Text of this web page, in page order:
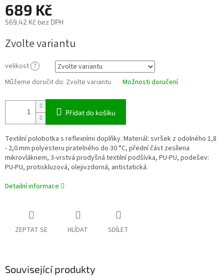
689 Kč
569,42 Kč bez DPH
cena:
Zvolte variantu
velikost ?
Můžeme doručit do: Zvolte variantu Možnosti doručení
Přidat do košíku
Textilní polobotka s reflexními doplňky. Materiál: svršek z odolného 1,8
- 2,0 mm polyesteru pratelného do 30 °C, přední část zesílena
mikrovláknem, 3-vrstvá prodyšná textilní podšívka, PU-PU, podešev:
PU-PU, protiskluzová, olejivzdorná, antistatická.
Detailní informace
ZEPTAT SE HLÍDAT SDÍLET
Související produkty